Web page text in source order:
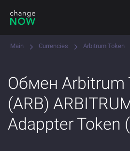
Main Currencies Arbitrum Token
Обмен Arbitrum
(ARB)
Adappter Token